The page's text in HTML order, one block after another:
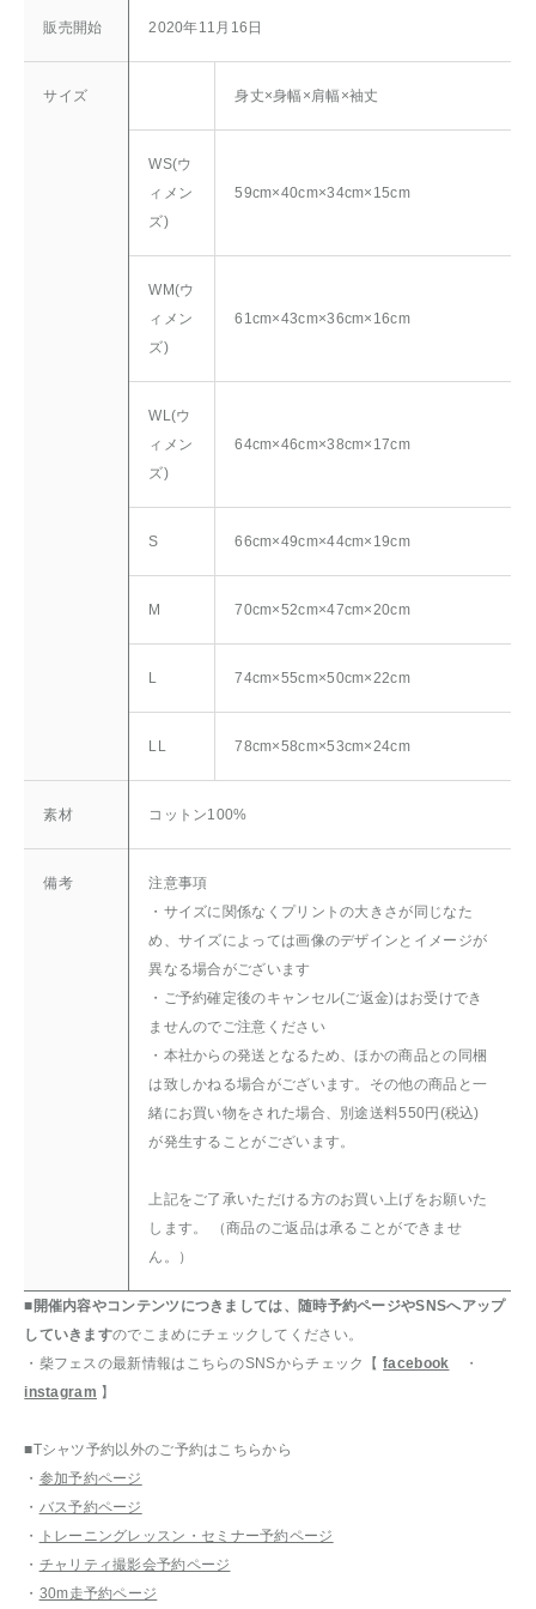
販売開始 2020年11月16日
サイズ 身丈×身幅×肩幅×袖丈
WS(ウ
ィメン
ズ)
59cm×40cm×34cm×15cm
WM(ウ
ィメン
ズ)
61cm×43cm×36cm×16cm
WL(ウ
ィメン
ズ)
64cm×46cm×38cm×17cm
S 66cm×49cm×44cm×19cm
M 70cm×52cm×47cm×20cm
L 74cm×55cm×50cm×22cm
LL 78cm×58cm×53cm×24cm
素材 コットン100%
備考
注意事項
・サイズに関係なくプリントの大きさが同じなた
め、サイズによっては画像のデザインとイメージが
異なる場合がございます
・ご予約確定後のキャンセル(ご返金)はお受けでき
ませんのでご注意ください
・本社からの発送となるため、ほかの商品との同梱
は致しかねる場合がございます。その他の商品と一
緒にお買い物をされた場合、別途送料550円(税込)
が発生することがございます。
上記をご了承いただける方のお買い上げをお願いた
します。 （商品のご返品は承ることができませ
ん。）
■開催内容やコンテンツにつきましては、随時予約ページやSNSへアップ
していきますのでこまめにチェックしてください。
・柴フェスの最新情報はこちらのSNSからチェック【facebook ・
instagram 】
■Tシャツ予約以外のご予約はこちらから
・ 参加予約ページ
・ バス予約ページ
・
トレーニングレッスン・セミナー予約ページ
・ チャリティ撮影会予約ページ
・ 30m走予約ページ